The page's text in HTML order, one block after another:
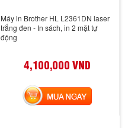
Máy in Brother HL L2361DN laser
trắng đen - In sách, in 2 mặt tự
động
4,100,000 VND
MUA NGAY